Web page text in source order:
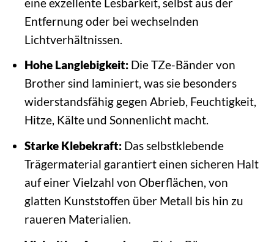
Entfernung oder bei wechselnden
Lichtverhältnissen.
Hohe Langlebigkeit:Die TZe-Bänder von
Brother sind laminiert, was sie besonders
widerstandsfähig gegen Abrieb, Feuchtigkeit,
Hitze, Kälte und Sonnenlicht macht.
Starke Klebekraft:Das selbstklebende
Trägermaterial garantiert einen sicheren Halt
auf einer Vielzahl von Oberflächen, von
glatten Kunststoffen über Metall bis hin zu
raueren Materialien.